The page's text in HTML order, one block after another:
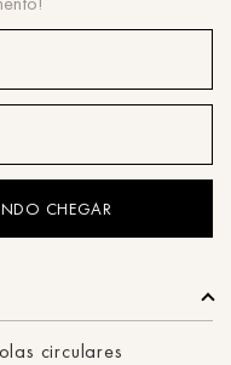
circulares